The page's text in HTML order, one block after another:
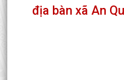
địa bàn xã An